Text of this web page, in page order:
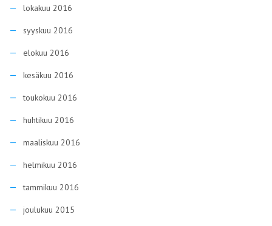
lokakuu 2016
syyskuu 2016
elokuu 2016
kesäkuu 2016
toukokuu 2016
huhtikuu 2016
maaliskuu 2016
helmikuu 2016
tammikuu 2016
joulukuu 2015